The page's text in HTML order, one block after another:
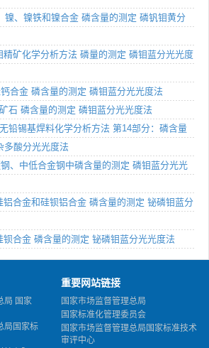
镍、镍铁和镍合金 磷含量的测定 磷钒钼黄分
矿化学分析方法 磷量的测定 磷钼蓝分光光度
合金 磷含量的测定 磷钼蓝分光光度法
石 磷含量的测定 磷钼蓝分光光度法
铅锡基焊料化学分析方法 第14部分：磷含量
多酸分光光度法
、中低合金钢中磷含量的测定 磷钼蓝分光光
合金和硅钡铝合金 磷含量的测定 铋磷钼蓝分
合金 磷含量的测定 铋磷钼蓝分光光度法
局 国家
局国家标
重要网站链接
国家市场监督管理总局
国家标准化管理委员会
国家市场监督管理总局国家标准技术
审评中心